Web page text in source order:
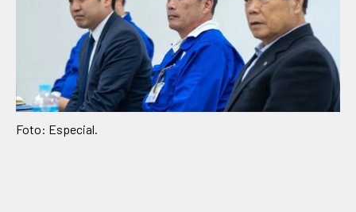
Foto: Especial.